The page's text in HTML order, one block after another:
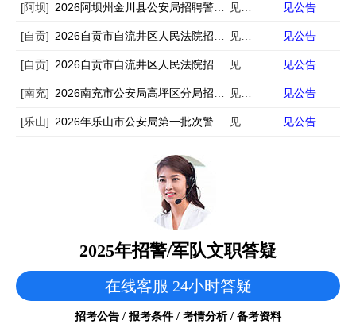
[阿坝] 2026阿坝州金川县公安局招聘警务辅助人员9人 见公告 见公告
[自贡] 2026自贡市自流井区人民法院招聘编外人员6人 见公告 见公告
[自贡] 2026自贡市自流井区人民法院招聘书记员6人（一） 见公告 见公告
[南充] 2026南充市公安局高坪区分局招聘警务辅助人员33人 见公告 见公告
[乐山] 2026年乐山市公安局第一批次警务辅助人员招聘67名公告 见公告 见公告
2025年招警/军队文职答疑
在线客服 24小时答疑
招考公告 / 报考条件 / 考情分析 / 备考资料